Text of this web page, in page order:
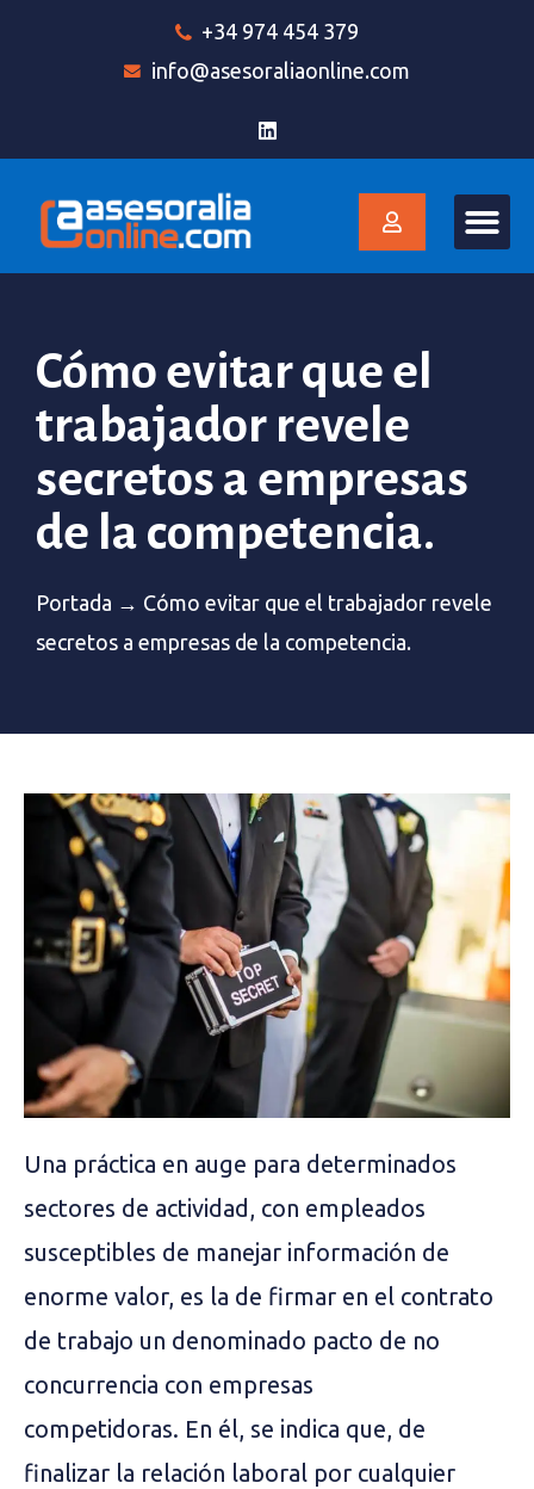
+34 974 454 379
info@asesoraliaonline.com
Cómo evitar que el
trabajador revele
secretos a empresas
de la competencia.
Portada → Cómo evitar que el trabajador revele
secretos a empresas de la competencia.
Una práctica en auge para determinados
sectores de actividad, con empleados
susceptibles de manejar información de
enorme valor, es la de firmar en el contrato
de trabajo un denominado pacto de no
concurrencia con empresas
competidoras. En él, se indica que, de
finalizar la relación laboral por cualquier